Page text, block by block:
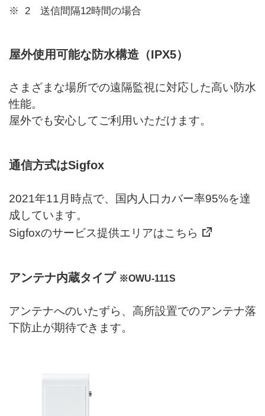
2 送信間隔12時間の場合
屋外使用可能な防水構造（IPX5）
さまざまな場所での遠隔監視に対応した高い防水
性能。
屋外でも安心してご利用いただけます。
通信方式はSigfox
2021年11月時点で、国内人口カバー率95%を達
成しています。
Sigfoxのサービス提供エリアはこちら
アンテナ内蔵タイプ ※OWU-111S
アンテナへのいたずら、高所設置でのアンテナ落
下防止が期待できます。